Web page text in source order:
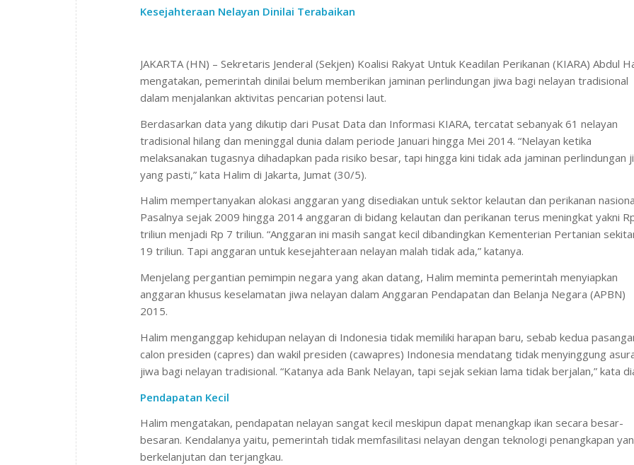
Kesejahteraan Nelayan Dinilai Terabaikan
JAKARTA (HN) – Sekretaris Jenderal (Sekjen) Koalisi Rakyat Untuk Keadilan Perikanan (KIARA) Abdul
mengatakan, pemerintah dinilai belum memberikan jaminan perlindungan jiwa bagi nelayan tradisional
dalam menjalankan aktivitas pencarian potensi laut.
Berdasarkan data yang dikutip dari Pusat Data dan Informasi KIARA, tercatat sebanyak 61 nelayan
tradisional hilang dan meninggal dunia dalam periode Januari hingga Mei 2014. “Nelayan ketika
melaksanakan tugasnya dihadapkan pada risiko besar, tapi hingga kini tidak ada jaminan perlindungan
yang pasti,” kata Halim di Jakarta, Jumat (30/5).
Halim mempertanyakan alokasi anggaran yang disediakan untuk sektor kelautan dan perikanan
Pasalnya sejak 2009 hingga 2014 anggaran di bidang kelautan dan perikanan terus meningkat yakni
triliun menjadi Rp 7 triliun. “Anggaran ini masih sangat kecil dibandingkan Kementerian Pertanian
19 triliun. Tapi anggaran untuk kesejahteraan nelayan malah tidak ada,” katanya.
Menjelang pergantian pemimpin negara yang akan datang, Halim meminta pemerintah menyiapkan
anggaran khusus keselamatan jiwa nelayan dalam Anggaran Pendapatan dan Belanja Negara (APBN)
2015.
Halim menganggap kehidupan nelayan di Indonesia tidak memiliki harapan baru, sebab kedua
calon presiden (capres) dan wakil presiden (cawapres) Indonesia mendatang tidak menyinggung
jiwa bagi nelayan tradisional. “Katanya ada Bank Nelayan, tapi sejak sekian lama tidak berjalan,” kata
Pendapatan Kecil
Halim mengatakan, pendapatan nelayan sangat kecil meskipun dapat menangkap ikan secara besar-
besaran. Kendalanya yaitu, pemerintah tidak memfasilitasi nelayan dengan teknologi penangkapan
berkelanjutan dan terjangkau.